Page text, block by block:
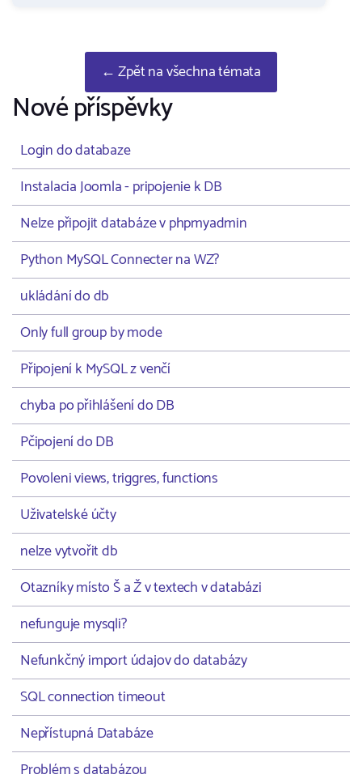
← Zpět na všechna témata
Nové příspěvky
Login do databaze
Instalacia Joomla - pripojenie k DB
Nelze připojit databáze v phpmyadmin
Python MySQL Connecter na WZ?
ukládání do db
Only full group by mode
Připojení k MySQL z venčí
chyba po přihlášení do DB
Pčipojení do DB
Povoleni views, triggres, functions
Uživatelské účty
nelze vytvořit db
Otazníky místo Š a Ž v textech v databázi
nefunguje mysqli?
Nefunkčný import údajov do databázy
SQL connection timeout
Nepřístupná Databáze
Problém s databázou